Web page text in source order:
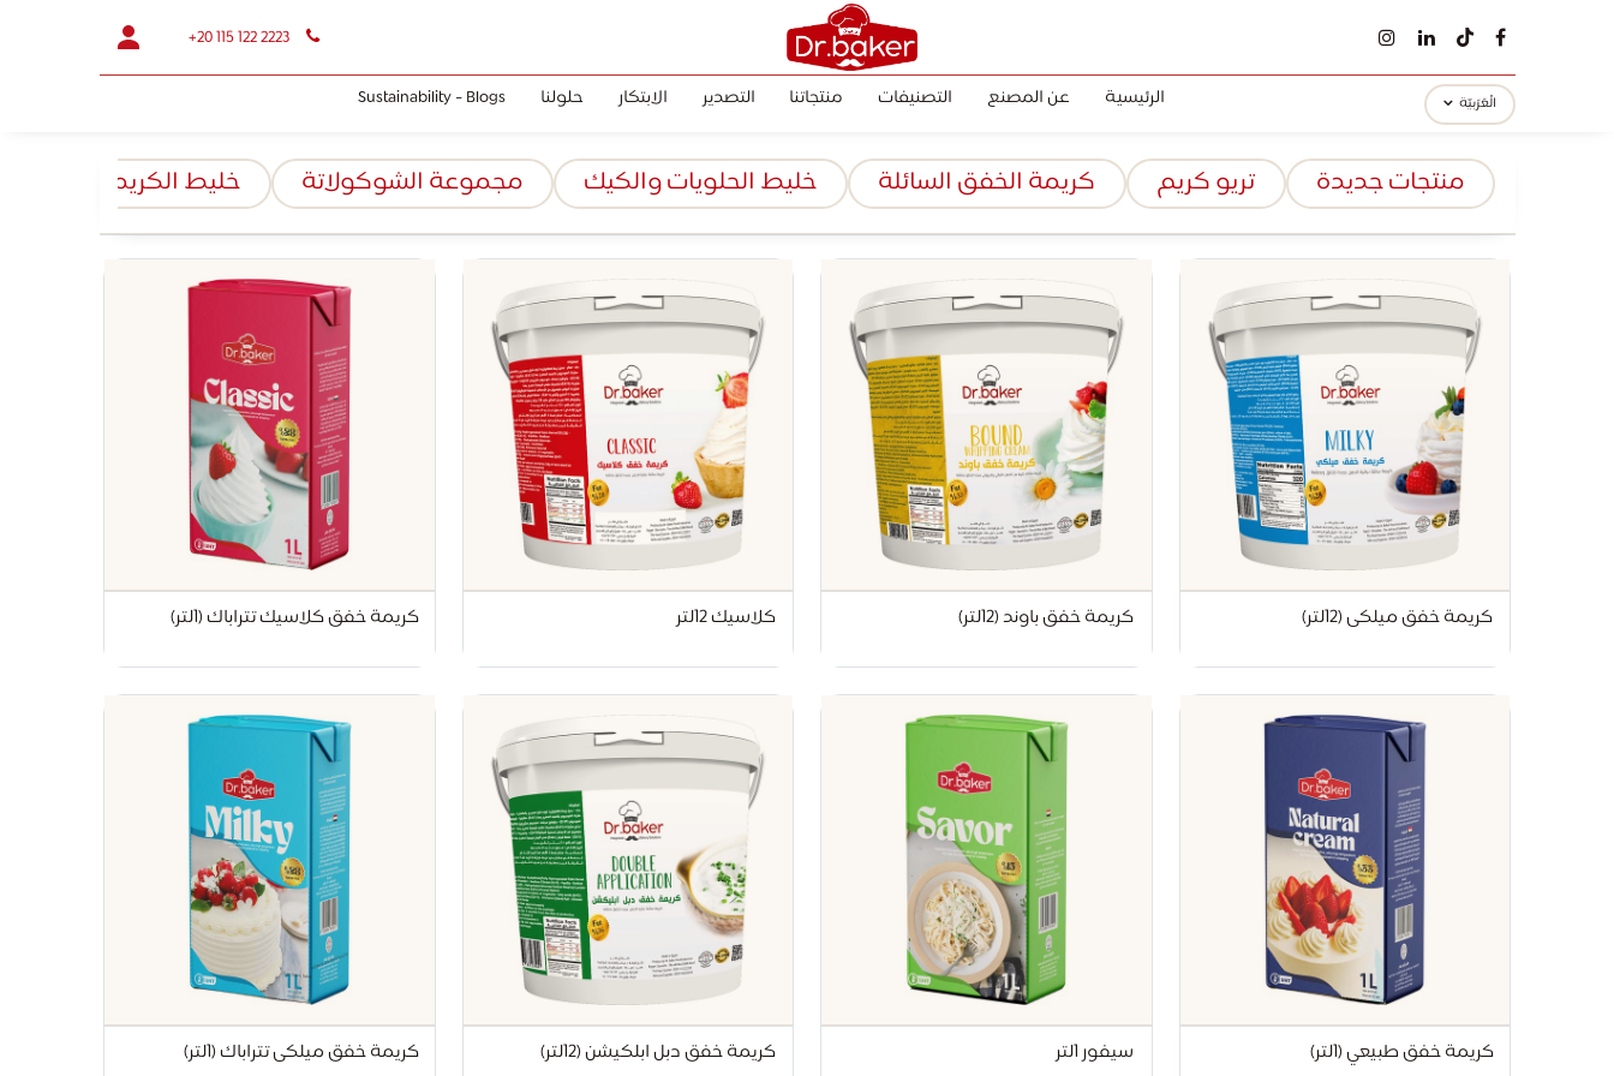
+20 115 122 2223
الْعَرَبيّة الرئيسية عن المصنع التصنيفات منتجاتنا التصدير الابتكار حلولنا Sustainability - Blogs
منتجات جديدة تريو كريم كريمة الخفق السائلة خليط الحلويات والكيك مجموعة الشوكولاتة خليط الكريمة البودرة
كريمة خفق ميلكى (12لتر) كريمة خفق باوند (12لتر) كلاسيك 12لتر كريمة خفق كلاسيك تتراباك (1لتر)
كريمة خفق طبيعي (1لتر) سيفور 1لتر كريمة خفق دبل ابلكيشن (12لتر) كريمة خفق ميلكى تتراباك (1لتر)
تواصل مع د.بيكر